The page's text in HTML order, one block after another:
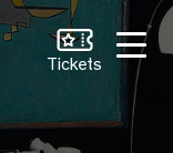
Tickets